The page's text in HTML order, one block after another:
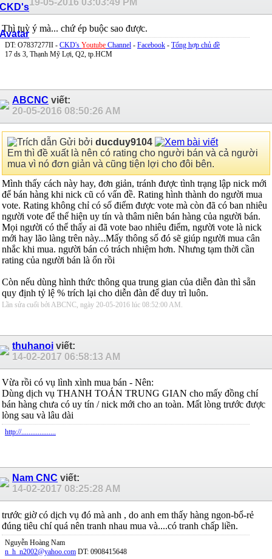
19-05-2016 03:03:49 PM
Thì tuỳ ý mà... chứ ép buộc sao được.
DT: O7837277II - CKD's Youtube Channel - Facebook - Tổng hợp chủ đề
17 ds 3, Thạnh Mỹ Lợi, Q2, tp.HCM
ABCNC viết:
20-05-2016 08:50:26 AM
Gửi bởi ducduy9104
Em thì đề xuất là nên có rating cho người bán và cả người
mua vì nó đơn giản và cũng tiện lợi cho đôi bên.
Mình thấy cách này hay, đơn giản, tránh được tình trạng lập nick mới
để bán hàng khi nick cũ có vấn đề. Rating hình thành do người mua
vote. Rating không chỉ có số điểm được vote mà còn đã có ban nhiêu
người vote để thể hiện uy tín và thâm niên bán hàng của người bán.
Mọi người có thể thấy ai đã vote bao nhiêu điểm, người vote là nick
mới hay lão làng trên này...Mấy thông số đó sẽ giúp người mua cân
nhắc khi mua. người bán có trách nhiệm hơn. Nhưng tạm thời cần
rating của người bán là ổn rồi
Còn nếu dùng hình thức thông qua trung gian của diễn đàn thì sẵn
quy định tỷ lệ % trích lại cho diễn đàn để duy trì luôn.
Lần sửa cuối bởi ABCNC, ngày 20-05-2016 lúc 08:52:00 AM .
thuhanoi viết:
14-02-2017 06:58:13 AM
Vừa rồi có vụ lình xình mua bán - Nên:
Dùng dịch vụ THANH TOÁN TRUNG GIAN cho mấy đồng chí
bán hàng chưa có uy tín / nick mới cho an toàn. Mất lòng trước được
lòng sau và lâu dài
http://...................
Nam CNC viết:
14-02-2017 08:25:28 AM
trước giờ có dịch vụ đó mà anh , do anh em thấy hàng ngon-bổ-rẻ
đúng tiêu chí quá nên tranh nhau mua và....có tranh chấp liền.
Nguyễn Hoàng Nam
n_h_n2002@yahoo.com DT: 0908415648